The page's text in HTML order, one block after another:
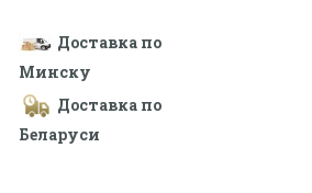
Доставка по
Минску
Доставка по
Беларуси